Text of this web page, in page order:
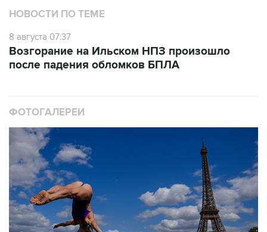
НОВОСТИ ПО ТЕМЕ
8 августа 07:37
Возгорание на Ильском НПЗ произошло
после падения обломков БПЛА
ФОТОГАЛЕРЕИ